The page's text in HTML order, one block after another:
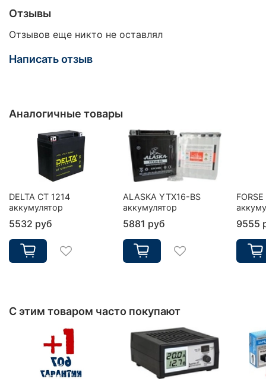
Отзывы
Отзывов еще никто не оставлял
Написать отзыв
Аналогичные товары
DELTA CT 1214
аккумулятор
5532 руб
ALASKA YTX16-BS
аккумулятор
5881 руб 9555
С этим товаром часто покупают